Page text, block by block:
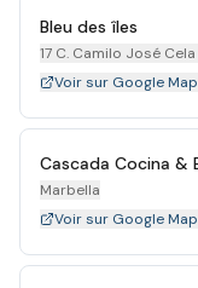
Bleu des îles
17 C. Camilo José
Voir sur Google
Cascada Cocina &
Marbella
Voir sur Google